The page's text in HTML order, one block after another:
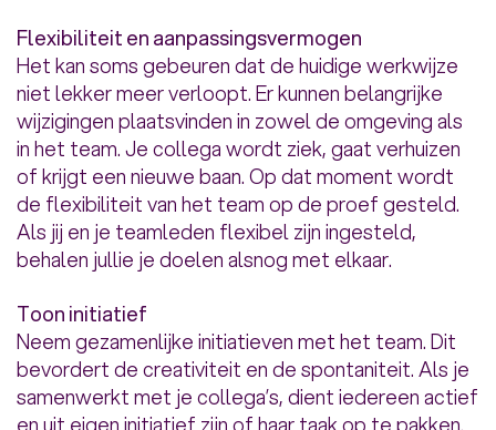
Flexibiliteit en aanpassingsvermogen
Het kan soms gebeuren dat de huidige werkwijze
niet lekker meer verloopt. Er kunnen belangrijke
wijzigingen plaatsvinden in zowel de omgeving als
in het team. Je collega wordt ziek, gaat verhuizen
of krijgt een nieuwe baan. Op dat moment wordt
de flexibiliteit van het team op de proef gesteld.
Als jij en je teamleden flexibel zijn ingesteld,
behalen jullie je doelen alsnog met elkaar.
Toon initiatief
Neem gezamenlijke initiatieven met het team. Dit
bevordert de creativiteit en de spontaniteit. Als je
samenwerkt met je collega’s, dient iedereen actief